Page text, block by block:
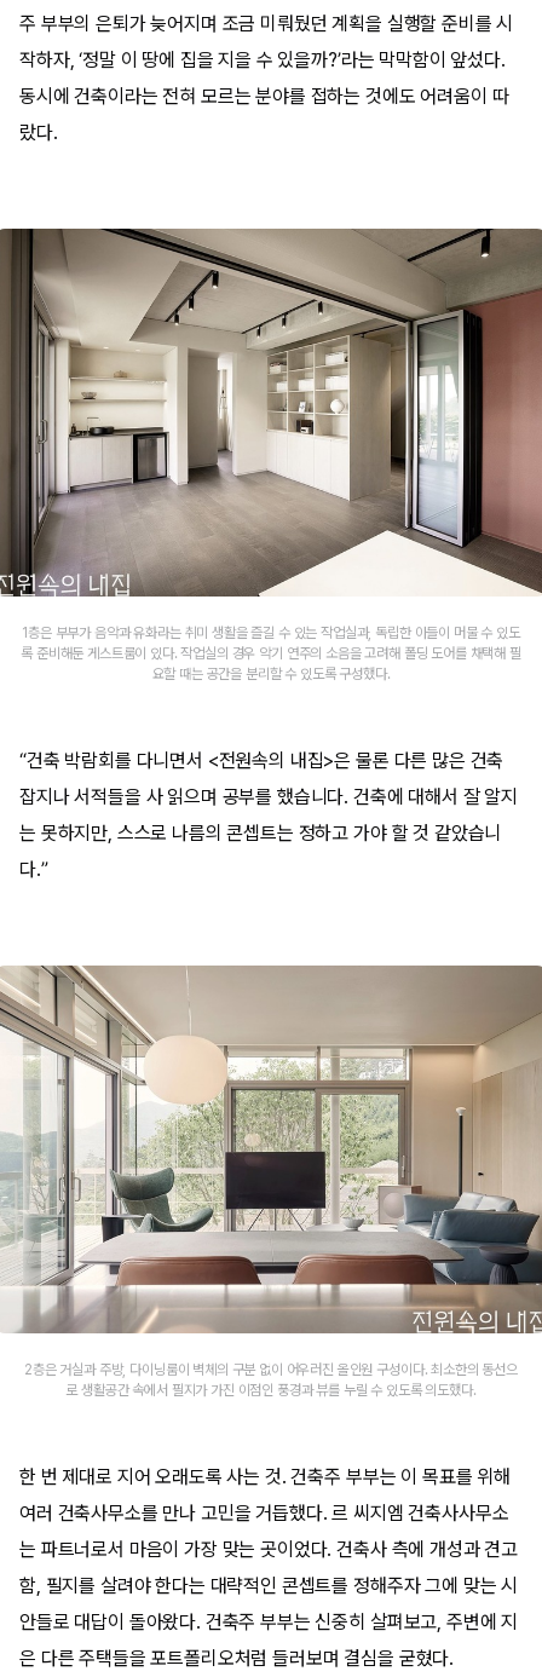
주 부부의 은퇴가 늦어지며 조금 미뤄뒀던 계획을 실행할 준비를 시
작하자, ‘정말 이 땅에 집을 지을 수 있을까?’라는 막막함이 앞섰다.
동시에 건축이라는 전혀 모르는 분야를 접하는 것에도 어려움이 따
랐다.
1층은 부부가 음악과 유화라는 취미 생활을 즐길 수 있는 작업실과, 독립한 아들이 머물 수 있도
록 준비해둔 게스트룸이 있다. 작업실의 경우 악기 연주의 소음을 고려해 폴딩 도어를 채택해 필
요할 때는 공간을 분리할 수 있도록 구성했다.
“건축 박람회를 다니면서 <전원속의 내집>은 물론 다른 많은 건축
잡지나 서적들을 사 읽으며 공부를 했습니다. 건축에 대해서 잘 알지
는 못하지만, 스스로 나름의 콘셉트는 정하고 가야 할 것 같았습니
다.”
2층은 거실과 주방, 다이닝룸이 벽체의 구분 없이 어우러진 올인원 구성이다. 최소한의 동선으
로 생활공간 속에서 필지가 가진 이점인 풍경과 뷰를 누릴 수 있도록 의도했다.
한 번 제대로 지어 오래도록 사는 것. 건축주 부부는 이 목표를 위해
여러 건축사무소를 만나 고민을 거듭했다. 르 씨지엠 건축사사무소
는 파트너로서 마음이 가장 맞는 곳이었다. 건축사 측에 개성과 견고
함, 필지를 살려야 한다는 대략적인 콘셉트를 정해주자 그에 맞는 시
안들로 대답이 돌아왔다. 건축주 부부는 신중히 살펴보고, 주변에 지
은 다른 주택들을 포트폴리오처럼 들러보며 결심을 굳혔다.